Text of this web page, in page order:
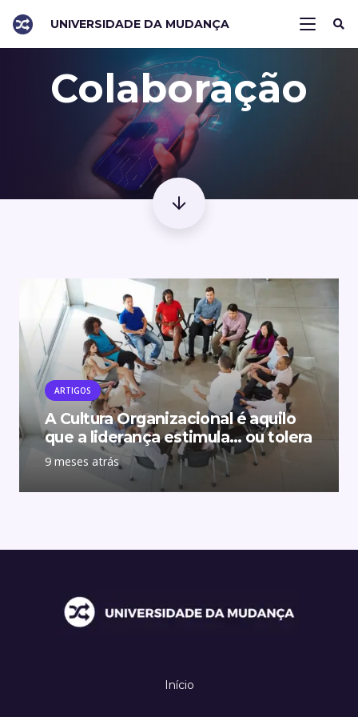
UNIVERSIDADE DA MUDANÇA
Colaboração
ARTIGOS
A Cultura Organizacional é aquilo
que a liderança estimula… ou tolera
9 meses atrás
Início